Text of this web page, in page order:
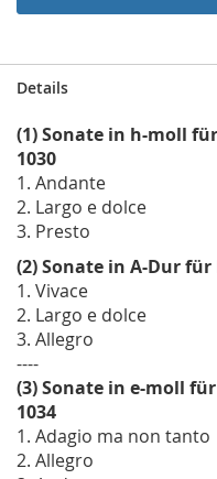
Details
(1) Sonate in h-moll
1030
1. Andante
2. Largo e dolce
3. Presto
(2) Sonate in A-Dur für
1. Vivace
2. Largo e dolce
3. Allegro
----
(3) Sonate in e-moll
1034
1. Adagio ma non tanto
2. Allegro